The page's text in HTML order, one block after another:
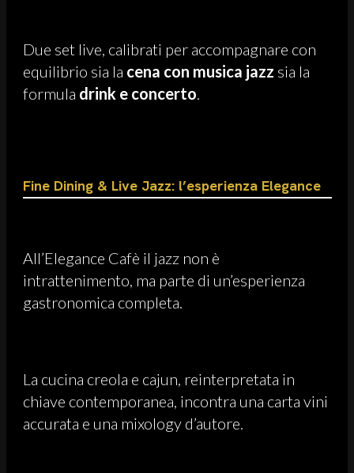
Due set live, calibrati per accompagnare con
equilibrio sia la cena con musica jazz sia la
formula drink e concerto.
Fine Dining & Live Jazz: l’esperienza Elegance
All’Elegance Cafè il jazz non è
intrattenimento, ma parte di un’esperienza
gastronomica completa.
La cucina creola e cajun, reinterpretata in
chiave contemporanea, incontra una carta vini
accurata e una mixology d’autore.